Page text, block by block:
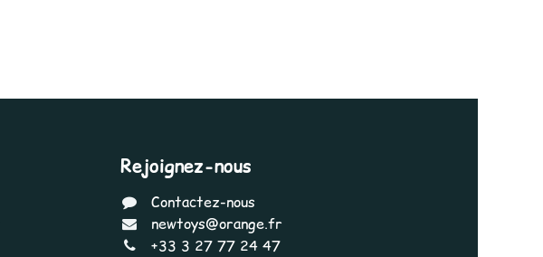
Rejoignez-nous
Contactez-nous
newtoys@orange.fr
+33 3 27 77 24 47